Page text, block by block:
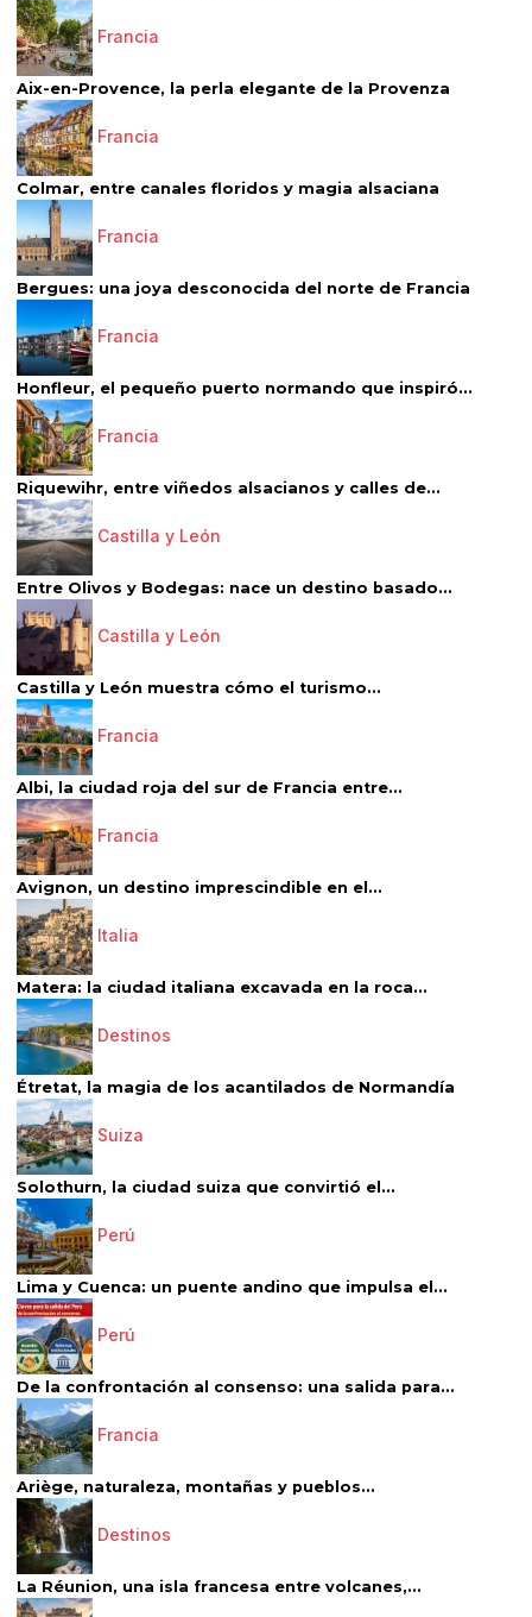
Francia
Aix-en-Provence, la perla elegante de la Provenza
Francia
Colmar, entre canales floridos y magia alsaciana
Francia
Bergues: una joya desconocida del norte de Francia
Francia
Honfleur, el pequeño puerto normando que inspiró...
Francia
Riquewihr, entre viñedos alsacianos y calles de...
Castilla y León
Entre Olivos y Bodegas: nace un destino basado...
Castilla y León
Castilla y León muestra cómo el turismo...
Francia
Albi, la ciudad roja del sur de Francia entre...
Francia
Avignon, un destino imprescindible en el...
Italia
Matera: la ciudad italiana excavada en la roca...
Destinos
Étretat, la magia de los acantilados de Normandía
Suiza
Solothurn, la ciudad suiza que convirtió el...
Perú
Lima y Cuenca: un puente andino que impulsa el...
Perú
De la confrontación al consenso: una salida para...
Francia
Ariège, naturaleza, montañas y pueblos...
Destinos
La Réunion, una isla francesa entre volcanes,...